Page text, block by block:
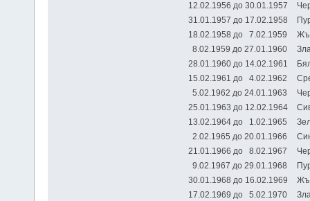
12.02.1956 до 30.01.1957
31.01.1957 до 17.02.1958
18.02.1958 до 7.02.1959
8.02.1959 до 27.01.1960
28.01.1960 до 14.02.1961
15.02.1961 до 4.02.1962
5.02.1962 до 24.01.1963
25.01.1963 до 12.02.1964
13.02.1964 до 1.02.1965
2.02.1965 до 20.01.1966
21.01.1966 до 8.02.1967
9.02.1967 до 29.01.1968
30.01.1968 до 16.02.1969
17.02.1969 до 5.02.1970